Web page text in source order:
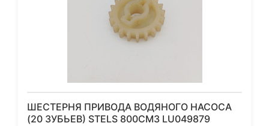
ШЕСТЕРНЯ ПРИВОДА ВОДЯНОГО НАСОСА
(20 ЗУБЬЕВ) STELS 800СМ3 LU049879